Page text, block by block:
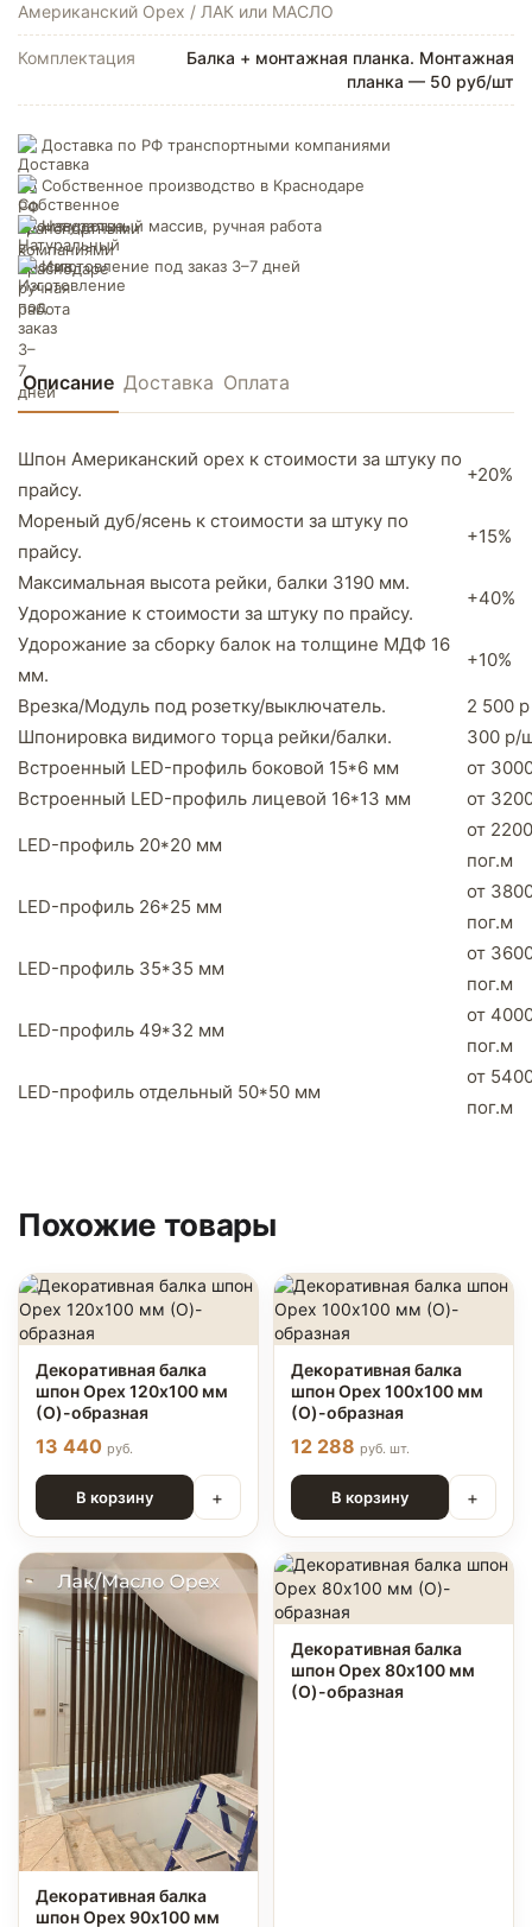
Американский Орех / ЛАК или МАСЛО
Комплектация
Балка + монтажная планка. Монтажная
планка — 50 руб/шт
Доставка по РФ транспортными компаниями
Собственное производство в Краснодаре
Натуральный массив, ручная работа
Изготовление под заказ 3–7 дней
Описание Доставка Оплата
Шпон Американский орех к стоимости за штуку по
прайсу.
+20%
Мореный дуб/ясень к стоимости за штуку по
прайсу.
+15%
Максимальная высота рейки, балки 3190 мм.
Удорожание к стоимости за штуку по прайсу.
+40%
Удорожание за сборку балок на толщине МДФ 16
мм.
+10%
Врезка/Модуль под розетку/выключатель.
2 500 р
Шпонировка видимого торца рейки/балки.
300 р/
Встроенный LED-профиль боковой 15*6 мм
от
Встроенный LED-профиль лицевой 16*13 мм
от
LED-профиль 20*20 мм
от
пог.м
LED-профиль 26*25 мм
от
пог.м
LED-профиль 35*35 мм
от
пог.м
LED-профиль 49*32 мм
от
пог.м
LED-профиль отдельный 50*50 мм
от
пог.м
Похожие товары
Декоративная балка
шпон Орех 120х100 мм
(О)-образная
13 440 руб.
В корзину +
Декоративная балка
шпон Орех 100х100 мм
(О)-образная
12 288 руб. шт.
В корзину +
Декоративная балка
шпон Орех 90х100 мм
Декоративная балка
шпон Орех 80х100 мм
(О)-образная